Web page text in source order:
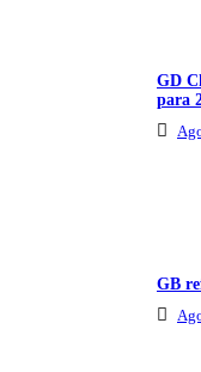
GD
para
GB